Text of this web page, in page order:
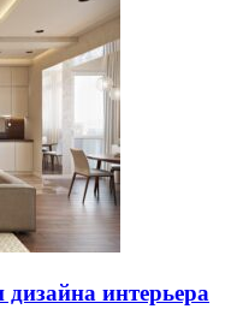
интерьера